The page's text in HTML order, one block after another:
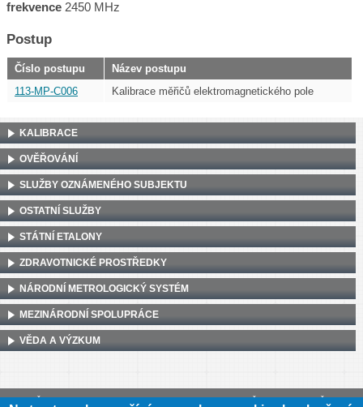
frekvence 2450 MHz
Postup
Číslo postupu
Název postupu
113-MP-C006
Kalibrace měřičů elektromagnetického pole
KALIBRACE
OVĚŘOVÁNÍ
SLUŽBY OZNÁMENÉHO SUBJEKTU
OSTATNÍ SLUŽBY
STÁTNÍ ETALONY
ZDRAVOTNICKÉ PROSTŘEDKY
NÁRODNÍ METROLOGICKÝ SYSTÉM
MEZINÁRODNÍ SPOLUPRÁCE
VĚDA A VÝZKUM